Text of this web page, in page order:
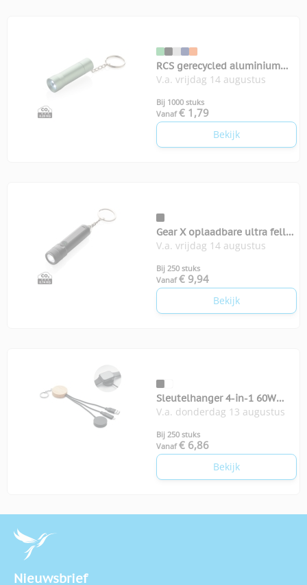
RCS gerecycled aluminium
sleutelhanger zaklamp Flash
V.a. vrijdag 14 augustus
Bij 1000 stuks
Vanaf € 1,79
Bekijk
Gear X oplaadbare ultra felle
zaklamp
V.a. vrijdag 14 augustus
Bij 250 stuks
Vanaf € 9,94
Bekijk
Sleutelhanger 4-in-1 60W
kabel
V.a. donderdag 13 augustus
Bij 250 stuks
Vanaf € 6,86
Bekijk
Nieuwsbrief